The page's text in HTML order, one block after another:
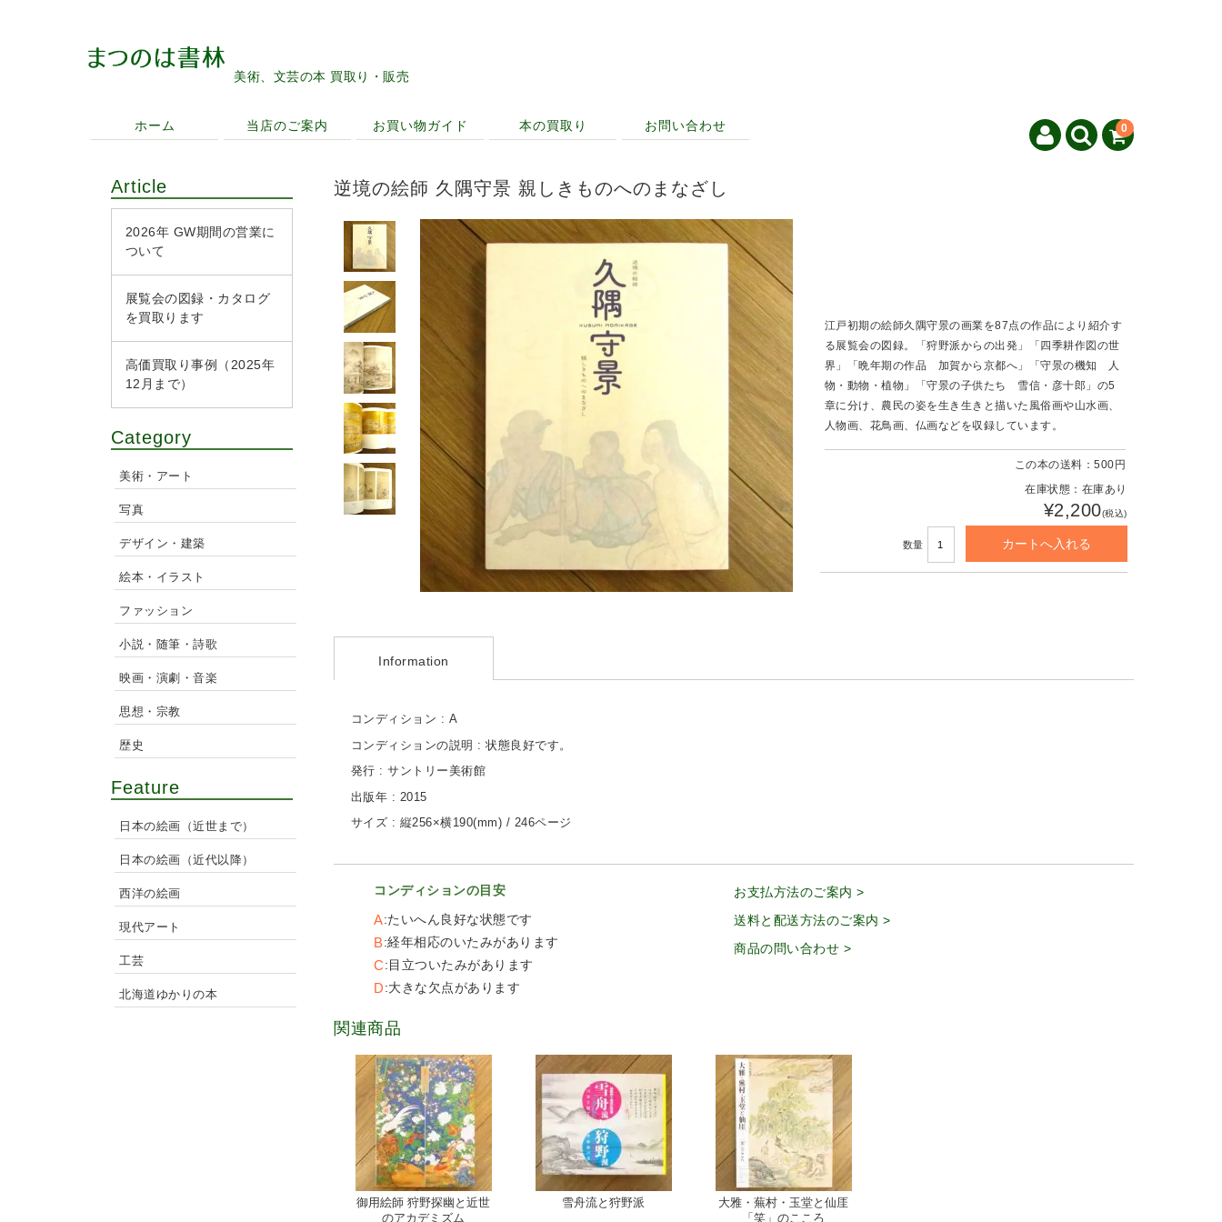
美術、文芸の本 買取り・販売
0
ホーム 当店のご案内 お買い物ガイド 本の買取り お問い合わせ
逆境の絵師 久隅守景 親しきものへのまなざし
江戸初期の絵師久隅守景の画業を87点の作品により紹介す
る展覧会の図録。「狩野派からの出発」「四季耕作図の世
界」「晩年期の作品 加賀から京都へ」「守景の機知 人
物・動物・植物」「守景の子供たち 雪信・彦十郎」の5
章に分け、農民の姿を生き生きと描いた風俗画や山水画、
人物画、花鳥画、仏画などを収録しています。
この本の送料：500円
在庫状態：在庫あり
¥2,200(税込)
数量
Information
コンディション : A
コンディションの説明 : 状態良好です。
発行 : サントリー美術館
出版年 : 2015
サイズ : 縦256×横190(mm) / 246ページ
コンディションの目安
A たいへん良好な状態です
B 経年相応のいたみがあります
C 目立ついたみがあります
D 大きな欠点があります
お支払方法のご案内 >
送料と配送方法のご案内 >
商品の問い合わせ >
関連商品
御用絵師 狩野探幽と近世
のアカデミズム
雪舟流と狩野派
大雅・蕪村・玉堂と仙厓
「笑」のこころ
Article
2026年 GW期間の営業に
ついて
展覧会の図録・カタログ
を買取ります
高価買取り事例（2025年
12月まで）
Category
美術・アート
写真
デザイン・建築
絵本・イラスト
ファッション
小説・随筆・詩歌
映画・演劇・音楽
思想・宗教
歴史
Feature
日本の絵画（近世まで）
日本の絵画（近代以降）
西洋の絵画
現代アート
工芸
北海道ゆかりの本